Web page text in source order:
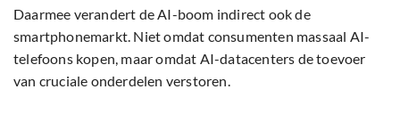
Daarmee verandert de AI-boom indirect ook de
smartphonemarkt. Niet omdat consumenten massaal AI-
telefoons kopen, maar omdat AI-datacenters de toevoer
van cruciale onderdelen verstoren.